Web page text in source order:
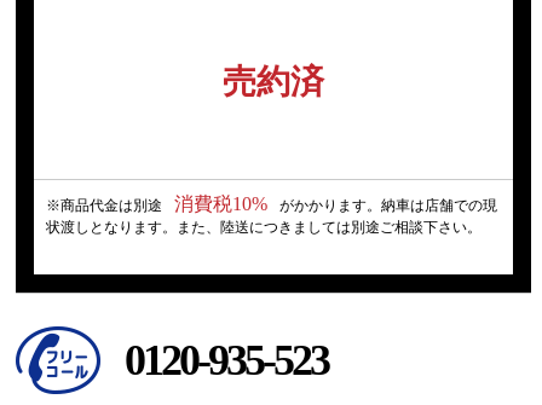
0120-935-523
売約済
※商品代金は別途 消費税10%
がかかります。納車は店舗での現
状渡しとなります。また、陸送につきましては別途ご相談下さい。